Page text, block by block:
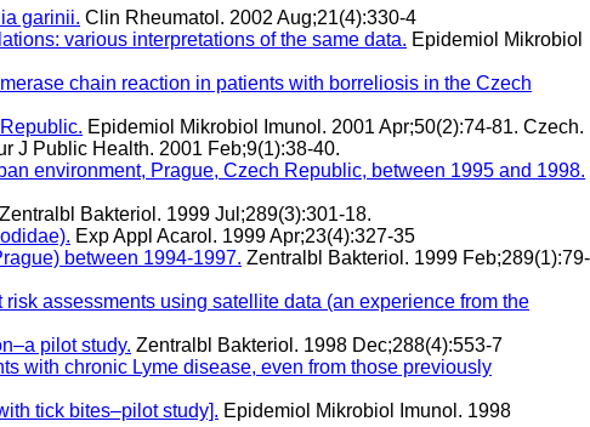
garinii. Clin Rheumatol. 2002 Aug;21(4):330-4
various interpretations of the same data. Epidemiol Mikrobiol
chain reaction in patients with borreliosis in the Czech
Epidemiol Mikrobiol Imunol. 2001 Apr;50(2):74-81. Czech.
J Public Health. 2001 Feb;9(1):38-40.
environment, Prague, Czech Republic, between 1995 and 1998.
Zentralbl Bakteriol. 1999 Jul;289(3):301-18.
Exp Appl Acarol. 1999 Apr;23(4):327-35
between 1994-1997. Zentralbl Bakteriol. 1999 Feb;289(1):79-
assessments using satellite data (an experience from the
pilot study. Zentralbl Bakteriol. 1998 Dec;288(4):553-7
with chronic Lyme disease, even from those previously
tick bites–pilot study]. Epidemiol Mikrobiol Imunol. 1998